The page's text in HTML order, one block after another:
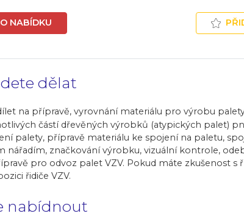
NABÍDKU
dělat
na přípravě, vyrovnání materiálu pro výrobu
částí dřevěných výrobků (atypických palet)
palety, přípravě materiálu ke spojení na paletu,
nářadím, značkování výrobku, vizuální kontrole,
pro odvoz palet VZV. Pokud máte zkušenost s
řidiče VZV.
nabídnout